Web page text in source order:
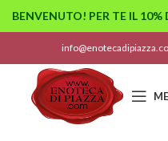
BENVENUTO! PER TE IL